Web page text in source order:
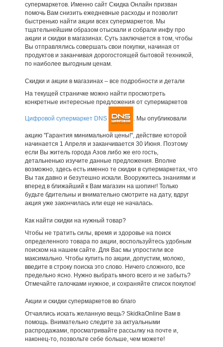
супермаркетов. Именно сайт Скидка Онлайн призван
помочь Вам снизить ежедневные расходы и позволит
быстренько найти акции всех супермаркетов. Мы
тщательнейшим образом отыскали и собрали инфу про
акции и скидки в магазинах. Суть заключается в том, чтобы
Вы отправлялись совершать свои покупки, начиная от
продуктов и заканчивая дорогостоящей бытовой техникой,
по наиболее выгодным ценам.
Скидки и акции в магазинах – все подробности и детали
На текущей страничке можно найти просмотреть
конкретные интересные предложения от супермаркетов
Цифровой супермаркет DNS . Мы опубликовали
акцию "Гарантия минимальной цены!", действие которой
начинается 1 Апреля и заканчивается 30 Июня. Поэтому
если Вы житель города Азов либо же его гость,
детальненько изучите данные предложения. Вполне
возможно, здесь есть именно те скидки в супермаркетах, что
Вы так давно и безутешно искали. Вооружитесь знаниями и
вперед в ближайший к Вам магазин на шопинг! Только
будьте бдительны и внимательно смотрите на дату, вдруг
акция уже закончилась или еще не началась.
Как найти скидки на нужный товар?
Чтобы не тратить силы, время и здоровье на поиск
определенного товара по акции, воспользуйтесь удобным
поиском на нашем сайте. Для Вас мы упростили все
максимально. Чтобы купить по акции, допустим, молоко,
введите в строку поиска это слово. Ничего сложного, все
предельно ясно. Нужно выбрать много всего и не забыть?
Отмечайте галочками нужное, и сохраняйте список покупок!
Акции и скидки супермаркетов во благо
Отчаялись искать желанную вещь? SkidkaOnline Вам в
помощь. Внимательно следите за актуальными
распродажами, просматривайте рассылку на почте и,
наконец-то, позвольте себе больше, чем можете!